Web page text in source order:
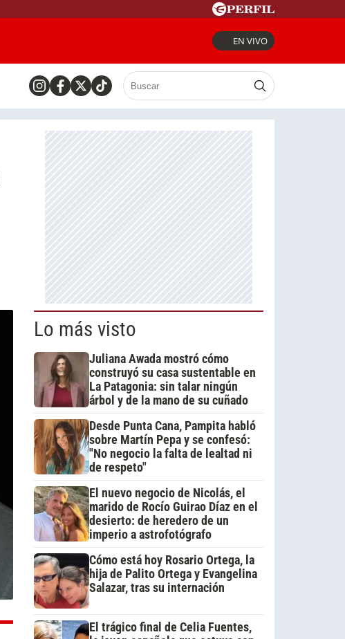
EN VIVO
Lo más visto
Juliana Awada mostró cómo
construyó su casa sustentable en
La Patagonia: sin talar ningún
árbol y de la mano de su cuñado
Desde Punta Cana, Pampita habló
sobre Martín Pepa y se confesó:
"No negocio la falta de lealtad ni
de respeto"
El nuevo negocio de Nicolás, el
marido de Rocío Guirao Díaz en el
desierto: de heredero de un
imperio a astrofotógrafo
Cómo está hoy Rosario Ortega, la
hija de Palito Ortega y Evangelina
Salazar, tras su internación
El trágico final de Celia Fuentes,